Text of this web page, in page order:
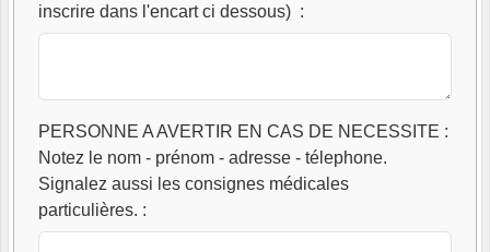
inscrire dans l'encart ci dessous) :
PERSONNE A AVERTIR EN CAS DE NECESSITE :
Notez le nom - prénom - adresse - télephone.
Signalez aussi les consignes médicales
particulières. :